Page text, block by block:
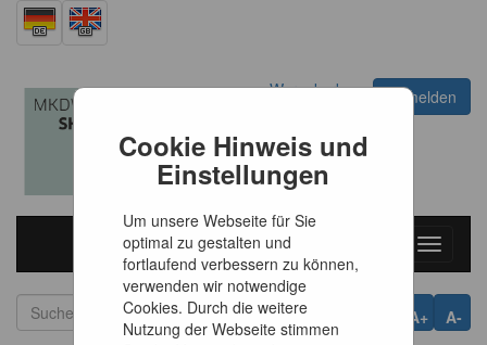
Cookie Hinweis und
Einstellungen
Um unsere Webseite für Sie
optimal zu gestalten und
fortlaufend verbessern zu können,
verwenden wir notwendige
Cookies. Durch die weitere
Nutzung der Webseite stimmen
Warenkorb
Anmelden
Toggle
A-
A+